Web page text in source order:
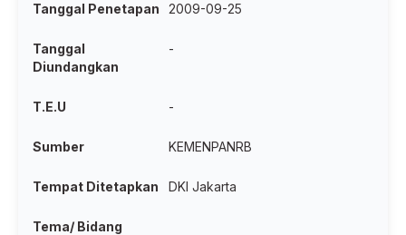
Tanggal Penetapan 2009-09-25
Tanggal
Diundangkan
-
T.E.U -
Sumber KEMENPANRB
Tempat Ditetapkan DKI Jakarta
Tema/ Bidang